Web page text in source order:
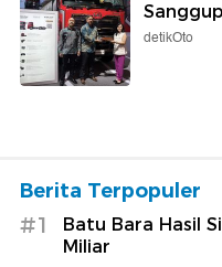
detikOto
Berita Terpopuler
#1
Batu Bara Hasil
Miliar